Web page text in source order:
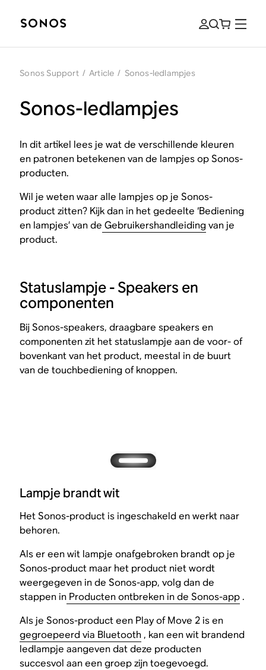
Sonos Support / Article / Sonos-ledlampjes
Sonos-ledlampjes
In dit artikel lees je wat de verschillende kleuren
en patronen betekenen van de lampjes op Sonos-
producten.
Wil je weten waar alle lampjes op je Sonos-
product zitten? Kijk dan in het gedeelte ‘Bediening
en lampjes’ van de Gebruikershandleidingvan je
product.
Statuslampje - Speakers en
componenten
Bij Sonos-speakers, draagbare speakers en
componenten zit het statuslampje aan de voor- of
bovenkant van het product, meestal in de buurt
van de touchbediening of knoppen.
Lampje brandt wit
Het Sonos-product is ingeschakeld en werkt naar
behoren.
Als er een wit lampje onafgebroken brandt op je
Sonos-product maar het product niet wordt
weergegeven in de Sonos-app, volg dan de
stappen in Producten ontbreken in de Sonos-app.
Als je Sonos-product een Play of Move 2 is en
gegroepeerd via Bluetooth , kan een wit brandend
ledlampje aangeven dat deze producten
succesvol aan een groep zijn toegevoegd.